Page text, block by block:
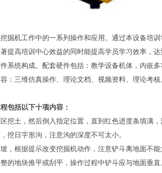
掘机工作中的一系列操作和应用。通过本设备培
提高培训中心效益的同时能提高学员学习效率，达
系统构成。配套硬件包括：教学设备机体，内嵌
：三维仿真操作、理论文档、视频资料、理论考核
包括以下十项内容：
挖土，然后倒入指定位置，直到红色进度条填满，
挖日字形沟，注意沟的深度不可太小。
，根据提示改变挖掘机动作，注意铲斗离地面不能
的地块推平或刮平，操作过程中铲斗应与地面垂直